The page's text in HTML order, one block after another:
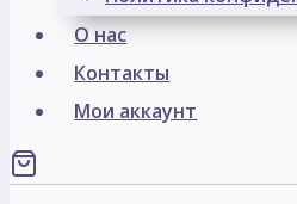
О нас
Контакты
Мои аккаунт